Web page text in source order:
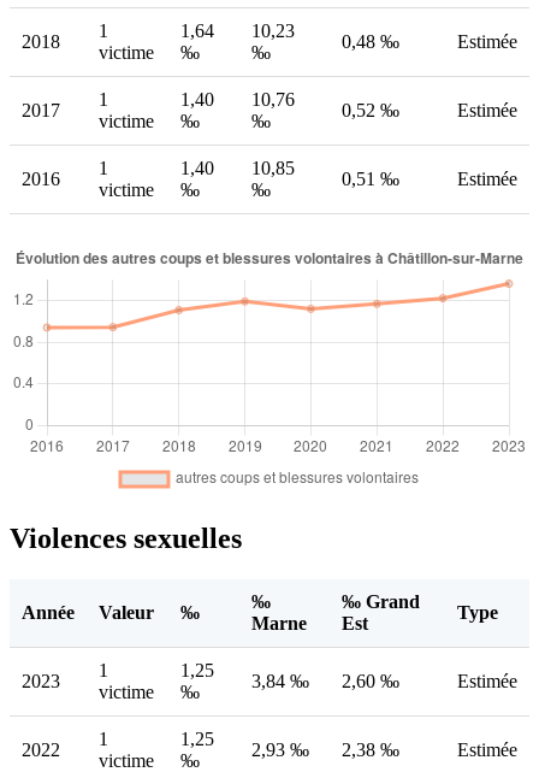
2018
1
victime
1,64
‰
10,23
‰
0,48 ‰ Estimée
2017
1
victime
1,40
‰
10,76
‰
0,52 ‰ Estimée
2016
1
victime
1,40
‰
10,85
‰
0,51 ‰ Estimée
Violences sexuelles
Année Valeur ‰
‰
Marne
‰ Grand
Est
Type
2023
1
victime
1,25
‰
3,84 ‰ 2,60 ‰ Estimée
2022
1
victime
1,25
‰
2,93 ‰ 2,38 ‰ Estimée